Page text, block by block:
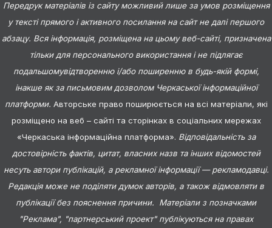
Передрук матеріалів із сайту можливий лише за умов розміщення
у тексті прямого і активного посилання на сайт не далі першого
абзацу. Вся інформація, розміщена на цьому веб-сайті, призначена
тільки для персонального використання і не підлягає
подальшомувідтворенню і/або поширенню в будь-якій формі,
інакше як за письмовим дозволом Черкаської інформаційної
платформи. Авторське право поширюється на всі матеріали, які
розміщено на веб – сайті та сторінках в соціальних мережах
«Черкаська інформаційна платформа». Відповідальність за
достовірність фактів, цитат, власних назв та інших відомостей
несуть автори публікацій, а рекламної інформації — рекламодавці.
Редакція може не поділяти думок авторів, а також відмовляти в
публікації без пояснення причини. Матеріали з позначками
"Реклама", "партнерський проект" публікуються на правах